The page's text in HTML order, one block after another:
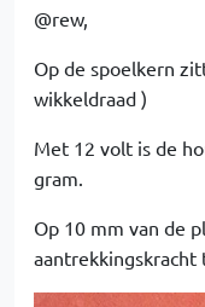
@rew,
Op de spoelkern
wikkeldraad )
Met 12 volt is de
gram.
Op 10 mm van de
aantrekkingskracht